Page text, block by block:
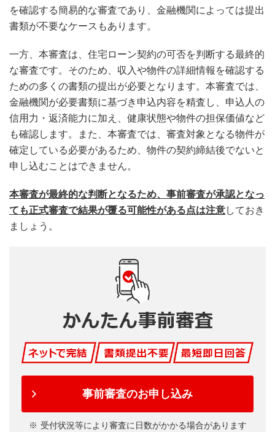
を確認する簡易的な審査であり、金融機関によっては提出
書類が不要なケースもあります。
一方、本審査は、住宅ローン契約の可否を判断する最終的
な審査です。そのため、収入や物件の詳細情報を確認する
ための多くの書類の提出が必要となります。本審査では、
金融機関が必要書類に基づき申込内容を精査し、申込人の
信用力・返済能力に加え、健康状態や物件の担保価値など
も確認します。また、本審査では、審査対象となる物件が
確定している必要があるため、物件の契約締結後でないと
申し込むことはできません。
本審査が最終的な判断となるため、事前審査が承認となっ
ても正式審査で結果が覆る可能性がある点は注意しておき
ましょう。
事前審査のお申し込み
受付状況等により審査に日数がかかる場合があります